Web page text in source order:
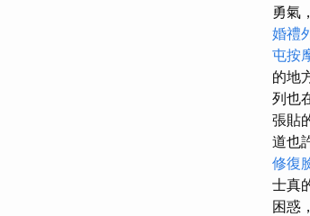
勇氣
婚禮
屯按
的地
列也
張貼
道也
修復
士真
困惑